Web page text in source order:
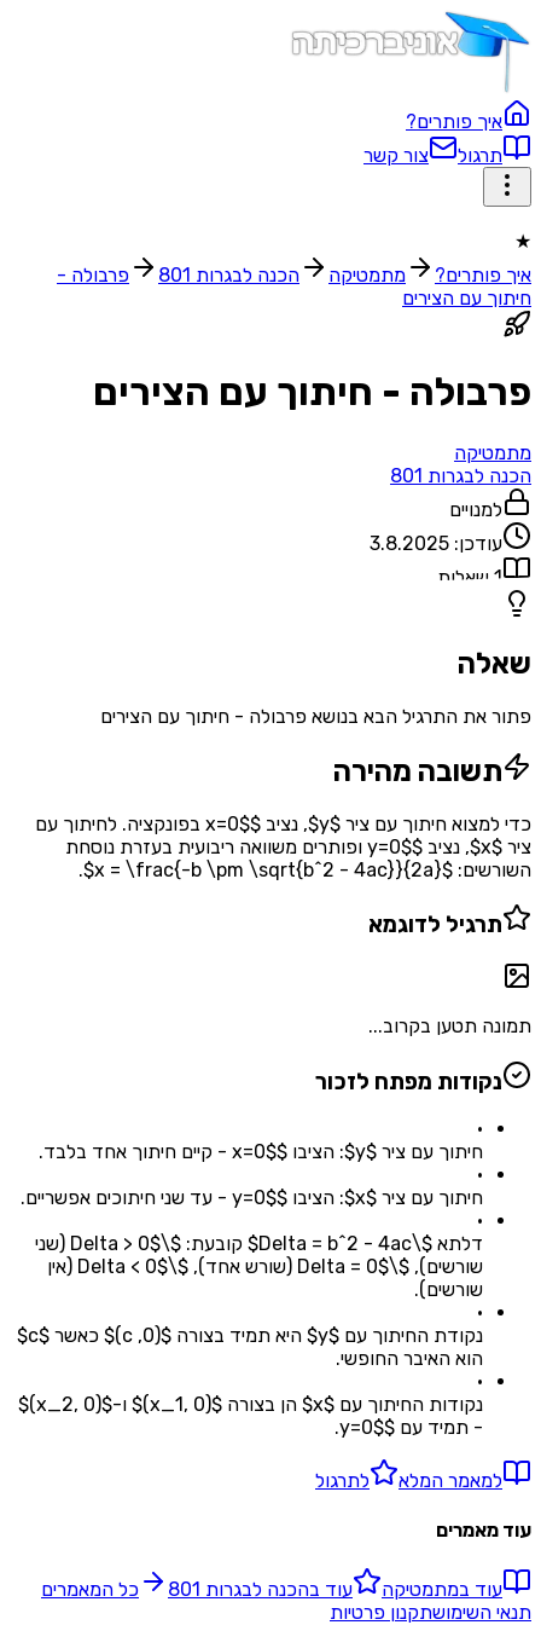
איך פותרים?
תרגול
צור קשר
★
איך פותרים?
מתמטיקה הכנה לבגרות 801
פרבולה -
חיתוך עם הצירים
פרבולה - חיתוך עם הצירים
מתמטיקה
הכנה לבגרות 801
למנויים
עודכן: 3.8.2025
1 שאלות
שאלה
פתור את התרגיל הבא בנושא פרבולה - חיתוך עם הצירים
תשובה מהירה
כדי למצוא חיתוך עם ציר $y$, נציב $x=0$ בפונקציה. לחיתוך עם
ציר $x$, נציב $y=0$ ופותרים משוואה ריבועית בעזרת נוסחת
השורשים: $x = \frac{-b \pm \sqrt{b^2 - 4ac}}{2a}$.
תרגיל לדוגמא
תמונה תטען בקרוב...
נקודות מפתח לזכור
•
חיתוך עם ציר $y$: הציבו $x=0$ - קיים חיתוך אחד בלבד.
•
חיתוך עם ציר $x$: הציבו $y=0$ - עד שני חיתוכים אפשריים.
•
דלתא $\Delta = b^2 - 4ac$ קובעת: $\Delta > 0$ (שני
שורשים), $\Delta = 0$ (שורש אחד), $\Delta < 0$ (אין
שורשים).
•
נקודת החיתוך עם $y$ היא תמיד בצורה $(0, c)$ כאשר $c$
הוא האיבר החופשי.
•
נקודות החיתוך עם $x$ הן בצורה $(x_1, 0)$ ו-$(x_2, 0)$
- תמיד עם $y=0$.
למאמר המלא לתרגול
עוד מאמרים
עוד במתמטיקה עוד בהכנה לבגרות 801
כל המאמרים
תנאי השימושתקנון פרטיות